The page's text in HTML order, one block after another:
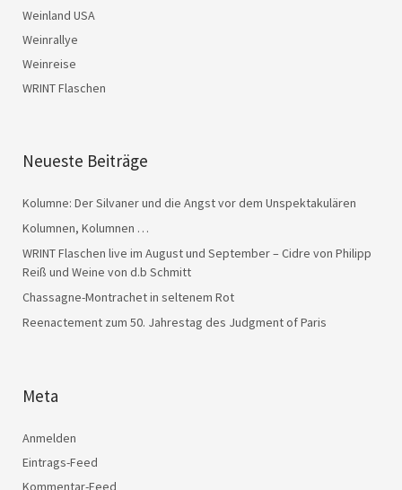
Weinland USA
Weinrallye
Weinreise
WRINT Flaschen
Neueste Beiträge
Kolumne: Der Silvaner und die Angst vor dem Unspektakulären
Kolumnen, Kolumnen …
WRINT Flaschen live im August und September – Cidre von Philipp
Reiß und Weine von d.b Schmitt
Chassagne-Montrachet in seltenem Rot
Reenactement zum 50. Jahrestag des Judgment of Paris
Meta
Anmelden
Eintrags-Feed
Kommentar-Feed